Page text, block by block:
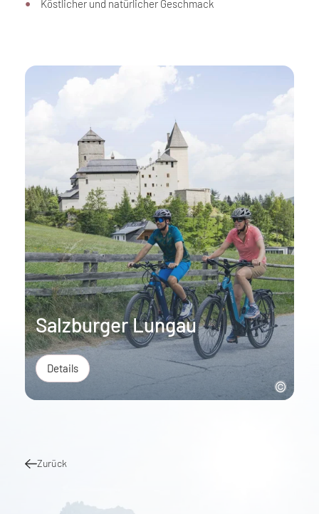
Köstlicher und natürlicher Geschmack
Salzburger Lungau
Details
Zurück